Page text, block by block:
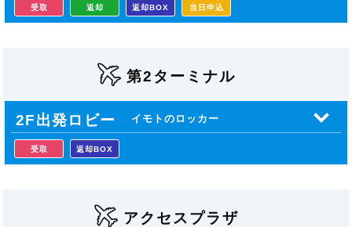
受取 返却 返却BOX 当日申込
第2ターミナル
2F出発ロビー イモトのロッカー
受取 返却BOX
アクセスプラザ